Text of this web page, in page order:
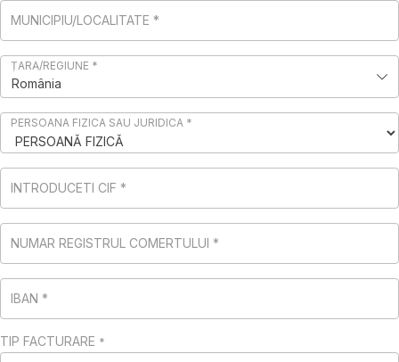
MUNICIPIU/LOCALITATE *
ȚARĂ/REGIUNE *
România
PERSOANA FIZICA SAU JURIDICA *
INTRODUCETI CIF *
NUMAR REGISTRUL COMERTULUI *
IBAN *
TIP FACTURARE *